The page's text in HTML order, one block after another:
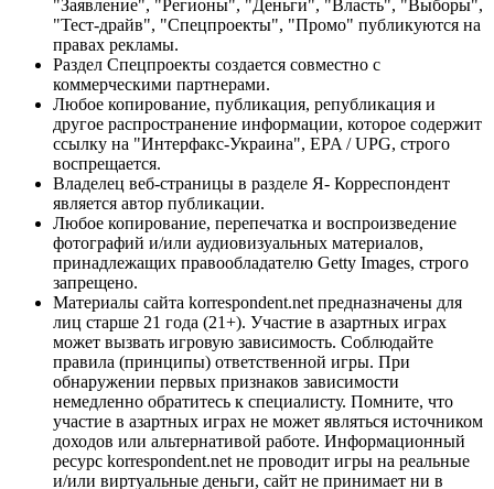
"Заявление", "Регионы", "Деньги", "Власть", "Выборы",
"Тест-драйв", "Спецпроекты", "Промо" публикуются на
правах рекламы.
Раздел Спецпроекты создается совместно с
коммерческими партнерами.
Любое копирование, публикация, републикация и
другое распространение информации, которое содержит
ссылку на "Интерфакс-Украина", EPA / UPG, строго
воспрещается.
Владелец веб-страницы в разделе Я- Корреспондент
является автор публикации.
Любое копирование, перепечатка и воспроизведение
фотографий и/или аудиовизуальных материалов,
принадлежащих правообладателю Getty Images, строго
запрещено.
Материалы сайта korrespondent.net предназначены для
лиц старше 21 года (21+). Участие в азартных играх
может вызвать игровую зависимость. Соблюдайте
правила (принципы) ответственной игры. При
обнаружении первых признаков зависимости
немедленно обратитесь к специалисту. Помните, что
участие в азартных играх не может являться источником
доходов или альтернативой работе. Информационный
ресурс korrespondent.net не проводит игры на реальные
и/или виртуальные деньги, сайт не принимает ни в